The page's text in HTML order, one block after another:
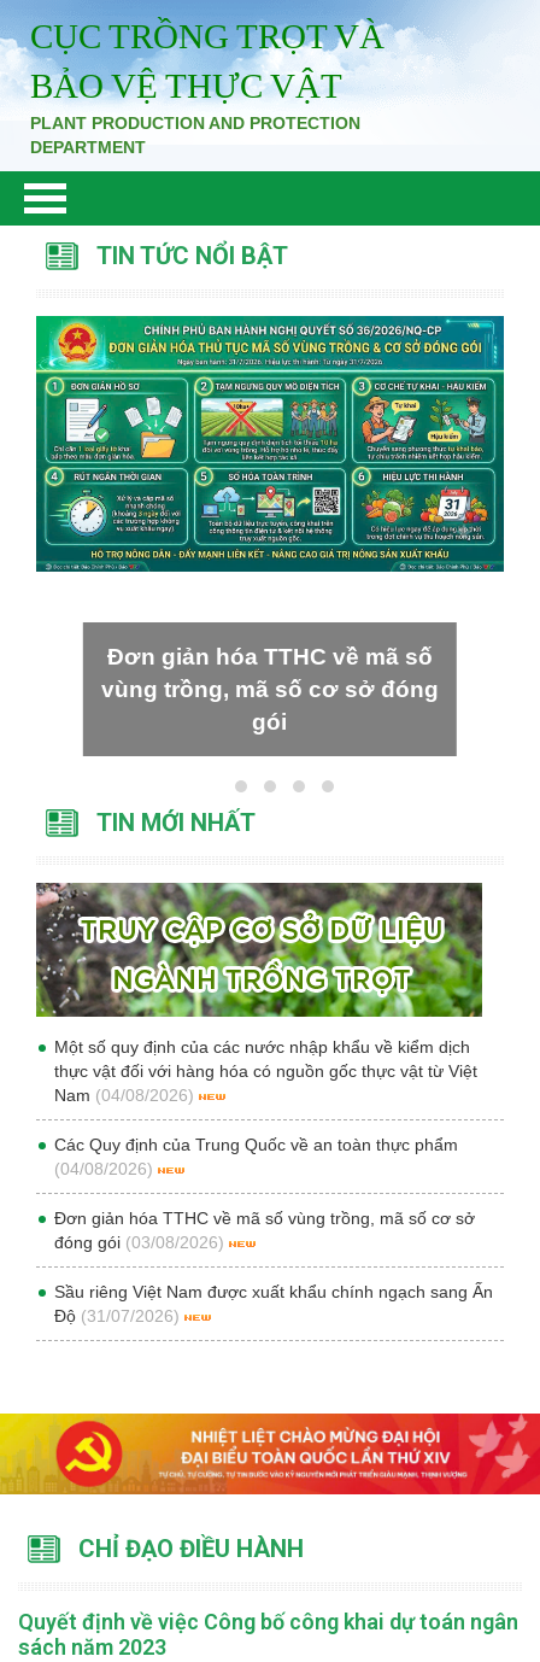
CỤC TRỒNG TRỌT VÀ
BẢO VỆ THỰC VẬT
PLANT PRODUCTION AND PROTECTION
DEPARTMENT
TIN TỨC NỔI BẬT
Đơn giản hóa TTHC về mã số
vùng trồng, mã số cơ sở đóng
gói
TIN MỚI NHẤT
Một số quy định của các nước nhập khẩu về kiểm dịch
thực vật đối với hàng hóa có nguồn gốc thực vật từ Việt
Nam (04/08/2026)
Các Quy định của Trung Quốc về an toàn thực phẩm
(04/08/2026)
Đơn giản hóa TTHC về mã số vùng trồng, mã số cơ sở
đóng gói (03/08/2026)
Sầu riêng Việt Nam được xuất khẩu chính ngạch sang Ấn
Độ (31/07/2026)
CHỈ ĐẠO ĐIỀU HÀNH
Quyết định về việc Công bố công khai dự toán ngân
sách năm 2023